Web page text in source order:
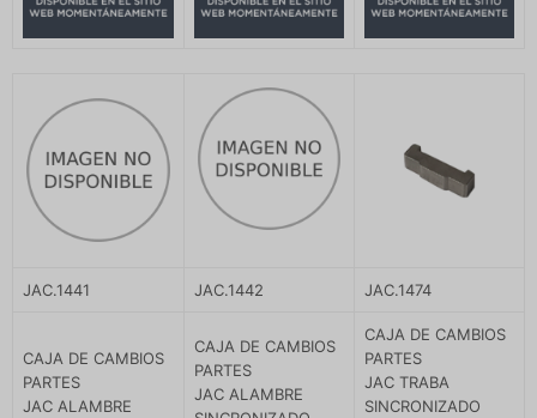
JAC.1441 JAC.1442 JAC.1474
CAJA DE CAMBIOS
PARTES
JAC ALAMBRE
CAJA DE CAMBIOS
PARTES
JAC ALAMBRE
CAJA DE CAMBIOS
PARTES
JAC TRABA
SINCRONIZADO